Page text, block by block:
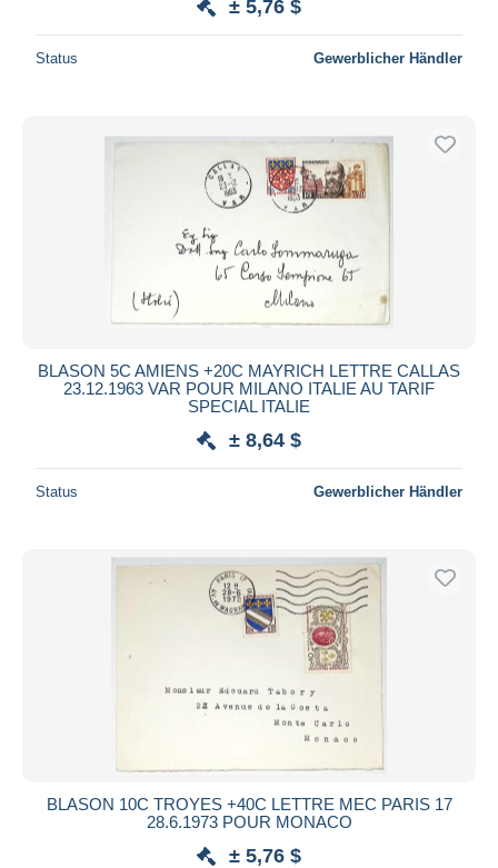
± 5,76 $
Status Gewerblicher Händler
BLASON 5C AMIENS +20C MAYRICH LETTRE CALLAS
23.12.1963 VAR POUR MILANO ITALIE AU TARIF
SPECIAL ITALIE
± 8,64 $
Status Gewerblicher Händler
BLASON 10C TROYES +40C LETTRE MEC PARIS 17
28.6.1973 POUR MONACO
± 5,76 $